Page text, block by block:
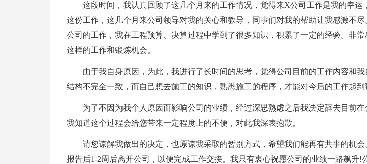
这段时间，我认真回顾了这几个月来的工作情况，觉得来X公司工作是我的幸运
这份工作，这几个月来公司领导对我的关心和教导，同事们对我的帮助让我感激不
公司的工作，我在工程预算、决算过程中学到了很多知识，积累了一定的经验。非
这样的工作和锻炼机会。
由于我自身原因，为此，我进行了长时间的思考，觉得公司目前的工作内容和
结构不完全一致，而自己想去施工的知识，熟悉施工的程序，才能对今后的工作起到
为了不因为我个人原因而影响公司的业绩，经过深思熟虑之后我决定辞去目前在
我知道这个过程会给您带来一定程度上的不便，对此我深表抱歉。
请您谅解我做出的决定，也原谅我采取的暂别方式，希望我们能再有共事的机
报告后1-2周后离开公司，以便完成工作交接。我只有衷心祝愿公司的业绩一路飙升!